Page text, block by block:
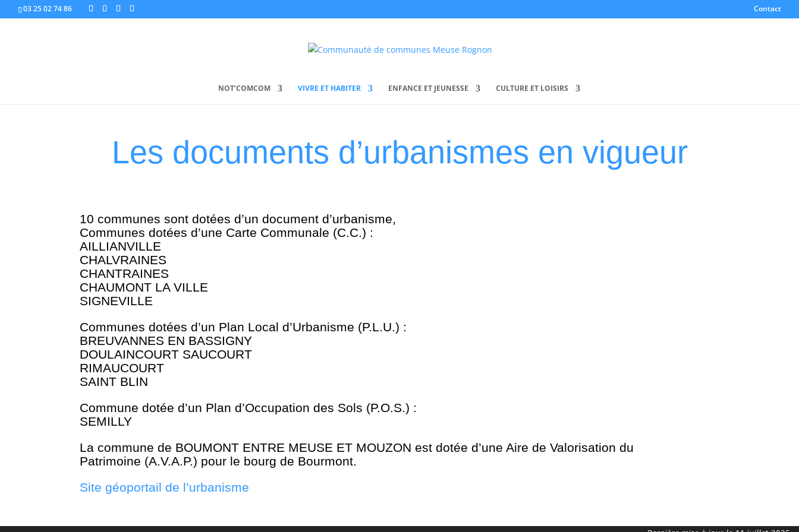
03 25 02 74 86 Contact
NOT’COMCOM VIVRE ET HABITER ENFANCE ET JEUNESSE CULTURE ET LOISIRS
Les documents d’urbanismes en vigueur
10 communes sont dotées d’un document d’urbanisme,
Communes dotées d’une Carte Communale (C.C.) :
AILLIANVILLE
CHALVRAINES
CHANTRAINES
CHAUMONT LA VILLE
SIGNEVILLE
Communes dotées d’un Plan Local d’Urbanisme (P.L.U.) :
BREUVANNES EN BASSIGNY
DOULAINCOURT SAUCOURT
RIMAUCOURT
SAINT BLIN
Commune dotée d’un Plan d’Occupation des Sols (P.O.S.) :
SEMILLY
La commune de BOUMONT ENTRE MEUSE ET MOUZON est dotée d’une Aire de Valorisation du
Patrimoine (A.V.A.P.) pour le bourg de Bourmont.
Site géoportail de l’urbanisme